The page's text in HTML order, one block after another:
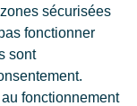
sécurisées
fonctionner
sont
fonctionnement